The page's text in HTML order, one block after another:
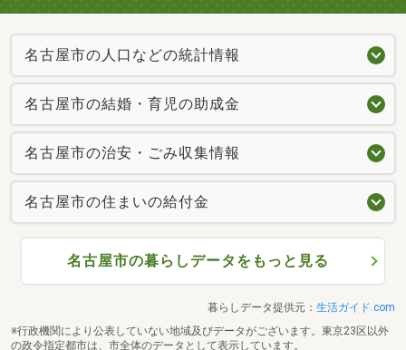
名古屋市の人口などの統計情報
名古屋市の結婚・育児の助成金
名古屋市の治安・ごみ収集情報
名古屋市の住まいの給付金
名古屋市の暮らしデータをもっと見る
暮らしデータ提供元： 生活ガイド.com
※行政機関により公表していない地域及びデータがございます。東京23区以外
の政令指定都市は、市全体のデータとして表示しています。